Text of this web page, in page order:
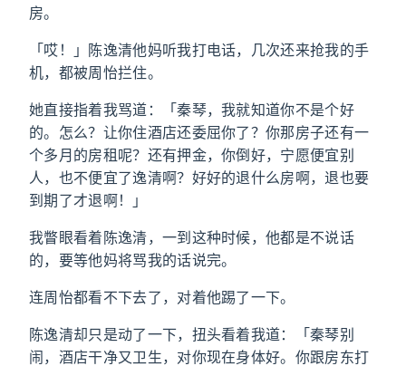
房。
「哎！」陈逸清他妈听我打电话，几次还来抢我的手
机，都被周怡拦住。
她直接指着我骂道：「秦琴，我就知道你不是个好
的。怎么？让你住酒店还委屈你了？你那房子还有一
个多月的房租呢？还有押金，你倒好，宁愿便宜别
人，也不便宜了逸清啊？好好的退什么房啊，退也要
到期了才退啊！」
我瞥眼看着陈逸清，一到这种时候，他都是不说话
的，要等他妈将骂我的话说完。
连周怡都看不下去了，对着他踢了一下。
陈逸清却只是动了一下，扭头看着我道：「秦琴别
闹，酒店干净又卫生，对你现在身体好。你跟房东打